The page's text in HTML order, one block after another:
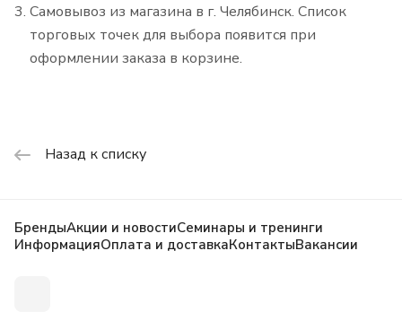
Самовывоз из магазина в г. Челябинск. Список
торговых точек для выбора появится при
оформлении заказа в корзине.
Назад к списку
БрендыАкции и новостиСеминары и тренинги
ИнформацияОплата и доставкаКонтактыВакансии